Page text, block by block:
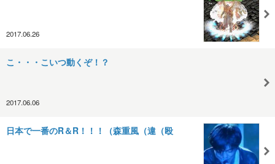
2017.06.26
こ・・・こいつ動くぞ！？
2017.06.06
日本で一番のR＆R！！！（森重風（違（殴